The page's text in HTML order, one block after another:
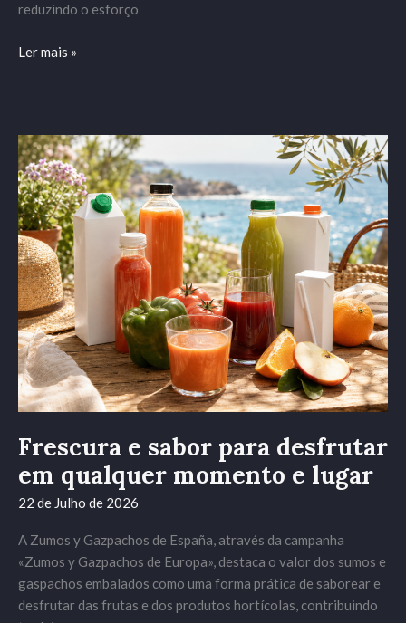
reduzindo o esforço
Ler mais »
Frescura e sabor para desfrutar
em qualquer momento e lugar
22 de Julho de 2026
A Zumos y Gazpachos de España, através da campanha
«Zumos y Gazpachos de Europa», destaca o valor dos sumos e
gaspachos embalados como uma forma prática de saborear e
desfrutar das frutas e dos produtos hortícolas, contribuindo
Frescura
e
sabor
para
desfrutar
em
qualquer
momento
e
lugar